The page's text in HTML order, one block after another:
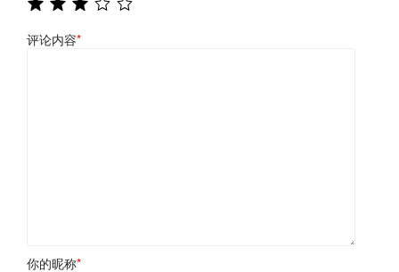
评论内容*
你的昵称*